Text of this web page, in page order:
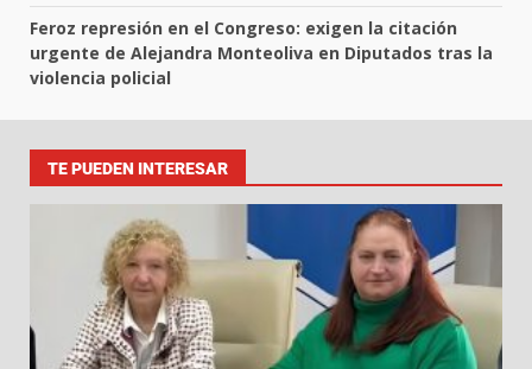
Feroz represión en el Congreso: exigen la citación
urgente de Alejandra Monteoliva en Diputados tras la
violencia policial
TE PUEDEN INTERESAR